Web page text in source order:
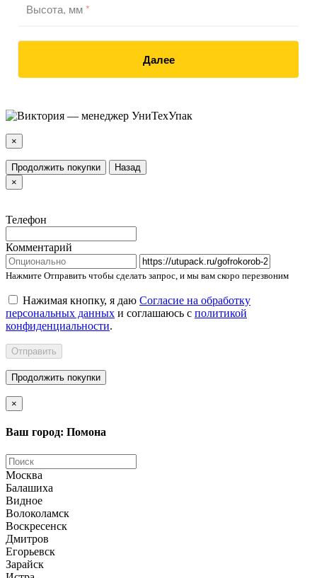
Высота, мм*
Далее
×
Продолжить покупки
Назад
×
Телефон
Комментарий
Нажмите Отправить чтобы сделать запрос, и мы вам скоро перезвоним
Нажимая кнопку, я даю Согласие на обработку
персональных данных и соглашаюсь с политикой
конфиденциальности.
Отправить
Продолжить покупки
×
Ваш город: Помона
Москва
Балашиха
Видное
Волоколамск
Воскресенск
Дмитров
Егорьевск
Зарайск